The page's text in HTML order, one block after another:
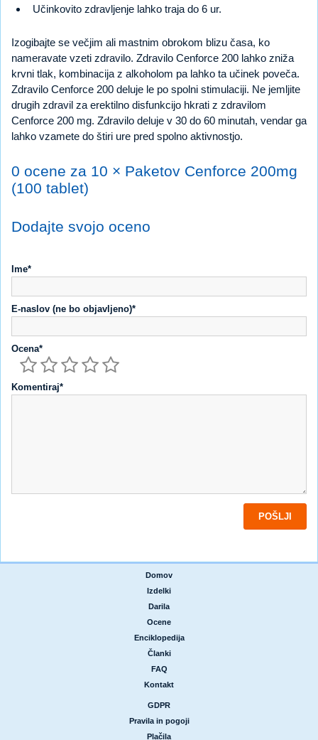
Učinkovito zdravljenje lahko traja do 6 ur.
Izogibajte se večjim ali mastnim obrokom blizu časa, ko
nameravate vzeti zdravilo. Zdravilo Cenforce 200 lahko zniža
krvni tlak, kombinacija z alkoholom pa lahko ta učinek poveča.
Zdravilo Cenforce 200 deluje le po spolni stimulaciji. Ne jemljite
drugih zdravil za erektilno disfunkcijo hkrati z zdravilom
Cenforce 200 mg. Zdravilo deluje v 30 do 60 minutah, vendar ga
lahko vzamete do štiri ure pred spolno aktivnostjo.
0 ocene za 10 × Paketov Cenforce 200mg
(100 tablet)
Dodajte svojo oceno
Ime*
E-naslov (ne bo objavljeno)*
Ocena*
Komentiraj*
Domov
Izdelki
Darila
Ocene
Enciklopedija
Članki
FAQ
Kontakt
GDPR
Pravila in pogoji
Plačila